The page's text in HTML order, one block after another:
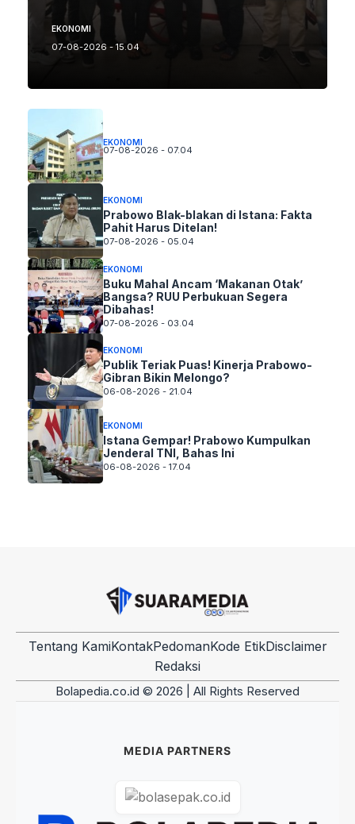
EKONOMI
07-08-2026 - 15.04
EKONOMI
07-08-2026 - 07.04
EKONOMI
Prabowo Blak-blakan di Istana: Fakta
Pahit Harus Ditelan!
07-08-2026 - 05.04
EKONOMI
Buku Mahal Ancam ‘Makanan Otak’
Bangsa? RUU Perbukuan Segera
Dibahas!
07-08-2026 - 03.04
EKONOMI
Publik Teriak Puas! Kinerja Prabowo-
Gibran Bikin Melongo?
06-08-2026 - 21.04
EKONOMI
Istana Gempar! Prabowo Kumpulkan
Jenderal TNI, Bahas Ini
06-08-2026 - 17.04
Tentang KamiKontakPedomanKode EtikDisclaimer
Redaksi
Bolapedia.co.id © 2026 | All Rights Reserved
MEDIA PARTNERS